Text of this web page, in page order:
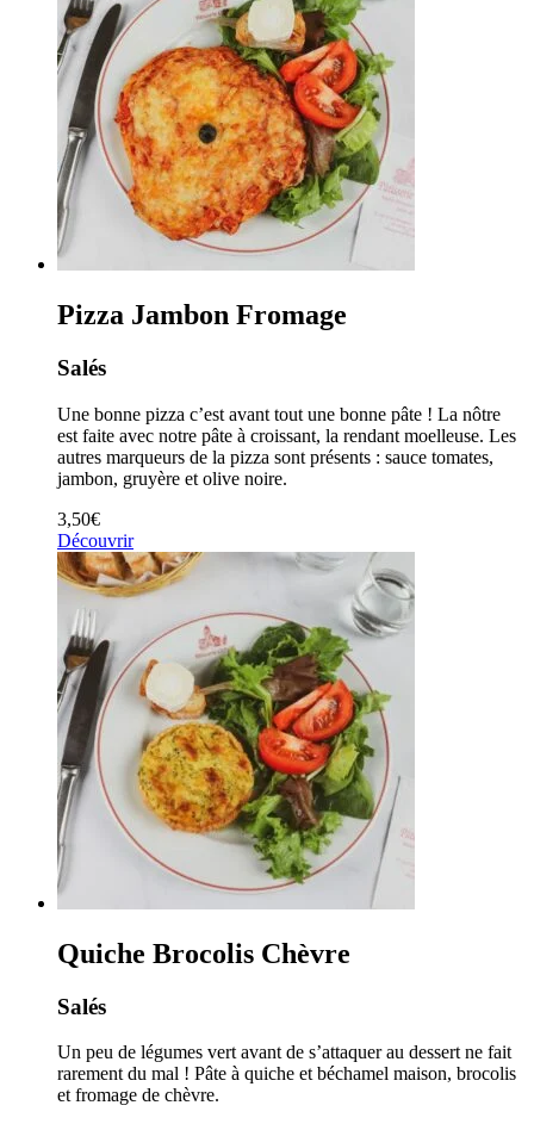
Pizza Jambon Fromage
Salés
Une bonne pizza c’est avant tout une bonne pâte ! La nôtre
est faite avec notre pâte à croissant, la rendant moelleuse. Les
autres marqueurs de la pizza sont présents : sauce tomates,
jambon, gruyère et olive noire.
3,50€
Découvrir
Quiche Brocolis Chèvre
Salés
Un peu de légumes vert avant de s’attaquer au dessert ne fait
rarement du mal ! Pâte à quiche et béchamel maison, brocolis
et fromage de chèvre.